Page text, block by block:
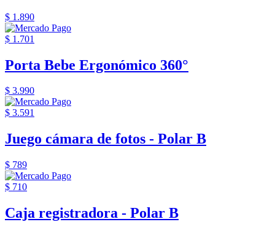
$ 1.890
$ 1.701
Porta Bebe Ergonómico 360°
$ 3.990
$ 3.591
Juego cámara de fotos - Polar B
$ 789
$ 710
Caja registradora - Polar B